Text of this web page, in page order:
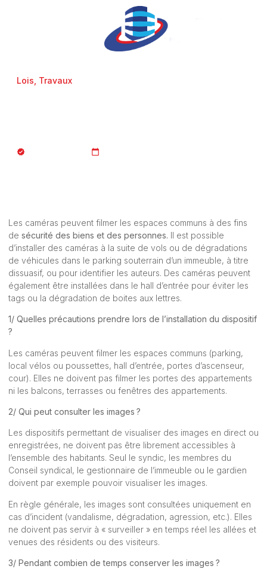
Lois Travaux
Les caméras peuvent filmer les espaces communs à des fins
de sécurité des biens et des personnes. Il est possible
d’installer des caméras à la suite de vols ou de dégradations
de véhicules dans le parking souterrain d’un immeuble, à titre
dissuasif, ou pour identifier les auteurs. Des caméras peuvent
également être installées dans le hall d’entrée pour éviter les
tags ou la dégradation de boites aux lettres.
1/ Quelles précautions prendre lors de l’installation du dispositif
?
Les caméras peuvent filmer les espaces communs (parking,
local vélos ou poussettes, hall d’entrée, portes d’ascenseur,
cour). Elles ne doivent pas filmer les portes des appartements
ni les balcons, terrasses ou fenêtres des appartements.
2/ Qui peut consulter les images ?
Les dispositifs permettant de visualiser des images en direct ou
enregistrées, ne doivent pas être librement accessibles à
l’ensemble des habitants. Seul le syndic, les membres du
Conseil syndical, le gestionnaire de l’immeuble ou le gardien
doivent par exemple pouvoir visualiser les images.
En règle générale, les images sont consultées uniquement en
cas d’incident (vandalisme, dégradation, agression, etc.). Elles
ne doivent pas servir à « surveiller » en temps réel les allées et
venues des résidents ou des visiteurs.
3/ Pendant combien de temps conserver les images ?